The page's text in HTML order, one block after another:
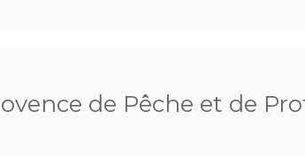
de Pêche et de